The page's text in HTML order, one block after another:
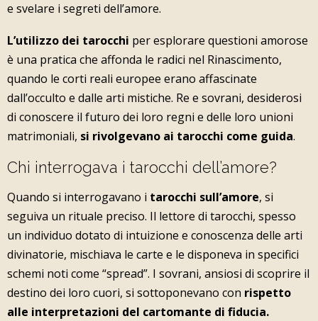
e svelare i segreti dell’amore.
L’utilizzo dei tarocchi per esplorare questioni amorose
è una pratica che affonda le radici nel Rinascimento,
quando le corti reali europee erano affascinate
dall’occulto e dalle arti mistiche. Re e sovrani, desiderosi
di conoscere il futuro dei loro regni e delle loro unioni
matrimoniali, si rivolgevano ai tarocchi come guida.
Chi interrogava i tarocchi dell’amore?
Quando si interrogavano i tarocchi sull’amore, si
seguiva un rituale preciso. Il lettore di tarocchi, spesso
un individuo dotato di intuizione e conoscenza delle arti
divinatorie, mischiava le carte e le disponeva in specifici
schemi noti come “spread”. I sovrani, ansiosi di scoprire il
destino dei loro cuori, si sottoponevano con rispetto
alle interpretazioni del cartomante di fiducia.